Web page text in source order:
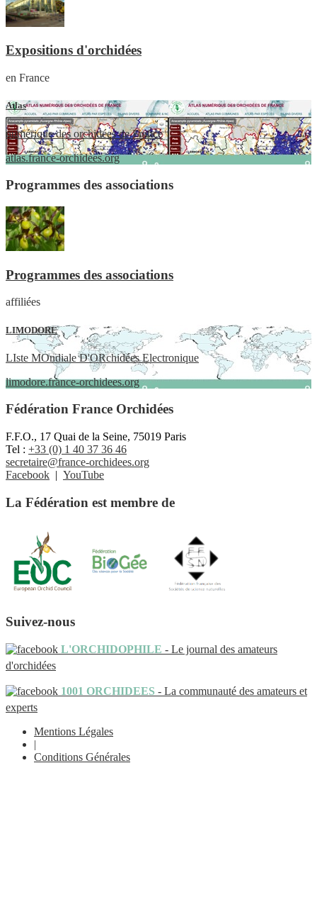
Expositions d'orchidées
en France
Atlas
numérique des orchidées de France
atlas.france-orchidees.org
Programmes des associations
Programmes des associations
affiliées
LIMODORE
LIste MOndiale D'ORchidées Electronique
limodore.france-orchidees.org
Fédération France Orchidées
F.F.O., 17 Quai de la Seine, 75019 Paris
Tel : +33 (0) 1 40 37 36 46
secretaire@france-orchidees.org
Facebook | YouTube
La Fédération est membre de
Suivez-nous
L'ORCHIDOPHILE - Le journal des amateurs
d'orchidées
1001 ORCHIDEES - La communauté des amateurs et
experts
Mentions Légales
|
Conditions Générales